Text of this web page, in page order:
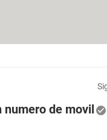
numero de movil